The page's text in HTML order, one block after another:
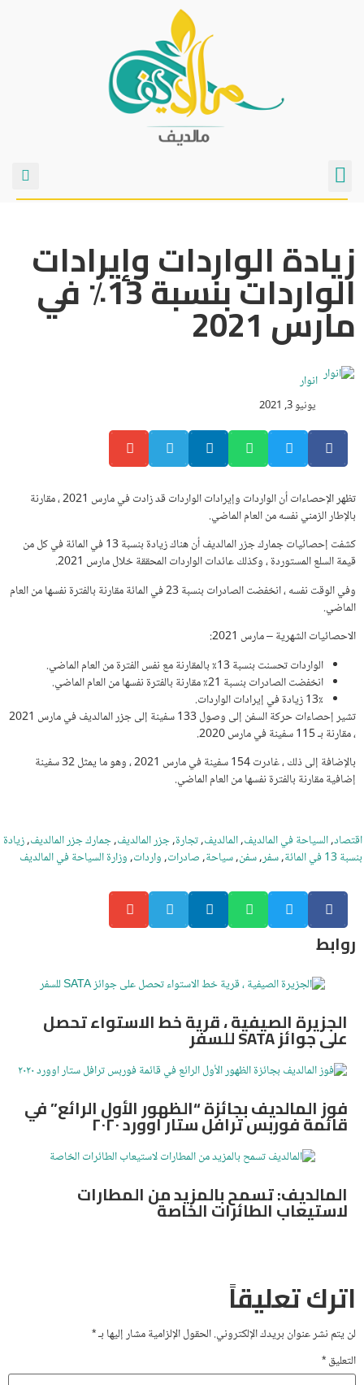
زيادة الواردات وإيرادات
الواردات بنسبة 13٪ في
مارس 2021
انوار
يونيو 3, 2021
تظهر الإحصاءات أن الواردات وإيرادات الواردات قد زادت في مارس 2021 ، مقارنة
بالإطار الزمني نفسه من العام الماضي.
كشفت إحصائيات جمارك جزر المالديف أن هناك زيادة بنسبة 13 في المائة في كل من
قيمة السلع المستوردة ، وكذلك عائدات الواردات المحققة خلال مارس 2021.
وفي الوقت نفسه ، انخفضت الصادرات بنسبة 23 في المائة مقارنة بالفترة نفسها من العام
الماضي.
الاحصائيات الشهرية – مارس 2021:
الواردات تحسنت بنسبة 13٪ بالمقارنة مع نفس الفترة من العام الماضي.
انخفضت الصادرات بنسبة 21٪ مقارنة بالفترة نفسها من العام الماضي.
13٪ زيادة في إيرادات الواردات.
تشير إحصاءات حركة السفن إلى وصول 133 سفينة إلى جزر المالديف في مارس 2021
، مقارنة بـ 115 سفينة في مارس 2020.
بالإضافة إلى ذلك ، غادرت 154 سفينة في مارس 2021 ، وهو ما يمثل 32 سفينة
إضافية مقارنة بالفترة نفسها من العام الماضي.
اقتصاد,السياحة في المالديف,المالديف,تجارة,جزر المالديف,جمارك جزر المالديف,زيادة
بنسبة 13 في المائة
,سفر,سفن,سياحة,صادرات,واردات,وزارة السياحة في المالديف
روابط
الجزيرة الصيفية ، قرية خط الاستواء تحصل
على جوائز SATA للسفر
فوز المالديف بجائزة “الظهور الأول الرائع” في
قائمة فوربس ترافل ستار اوورد ٢٠٢٠
المالديف: تسمح بالمزيد من المطارات
لاستيعاب الطائرات الخاصة
اترك تعليقاً
لن يتم نشر عنوان بريدك الإلكتروني.الحقول الإلزامية مشار إليها بـ*
التعليق*